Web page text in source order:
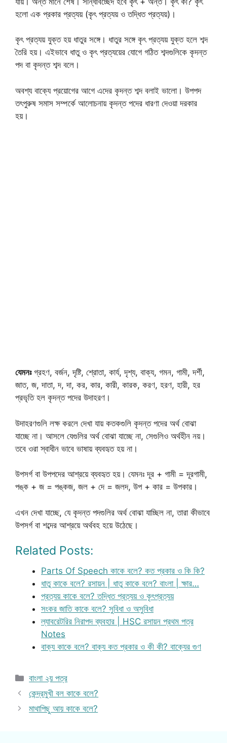
হলো এক প্রকার প্রত্যয় (কৃৎ প্রত্যয় ও তদ্ধিত প্রত্যয়)।
কৃৎ প্রত্যয় যুক্ত হয় ধাতুর সঙ্গে। ধাতুর সঙ্গে কৃৎ প্রত্যয় যুক্ত হলে শব্দ
তৈরি হয়। এইভাবে ধাতু ও কৃৎ প্রত্যয়ের যোগে গঠিত শব্দগুলিকে কৃদন্ত
পদ বা কৃদন্ত শব্দ বলে।
অবশ্য বাক্যে প্রয়োগের আগে এদের কৃদন্ত শব্দ বলাই ভালো। উপপদ
তৎপুরুষ সমাস সম্পর্কে আলোচনায় কৃদন্ত পদের ধারণা দেওয়া দরকার
হয়।
যেমনঃগ্রহণ, বর্জন, দৃষ্টি, শ্রোতা, কার্য, দৃশ্য, বাক্য, গমন, গামী, দর্শী,
জাত, জ, দাতা, দ, দা, কর, কার, কারী, কারক, করণ, হরণ, হারী, হর
প্রভৃতি হল কৃদন্ত পদের উদাহরণ।
উদাহরণগুলি লক্ষ করলে দেখা যায় কতকগুলি কৃদন্ত পদের অর্থ বোঝা
যাচ্ছে না। আসলে যেগুলির অর্থ বোঝা যাচ্ছে না, সেগুলিও অর্থহীন নয়।
তবে ওরা স্বাধীন ভাবে ভাষায় ব্যবহৃত হয় না।
উপসর্গ বা উপপদের আশ্রয়ে ব্যবহৃত হয়। যেমনঃ দূর + গামী = দূরগামী,
পঙ্ক + জ = পঙ্কজ, জল + দে = জলদ, উপ + কার = উপকার।
এখন দেখা যাচ্ছে, যে কৃদন্ত পদগুলির অর্থ বোঝা যাচ্ছিল না, তারা কীভাবে
উপসর্গ বা শব্দের আশ্রয়ে অর্থবহ হয়ে উঠেছে।
Related Posts:
Parts Of Speech কাকে বলে? কত প্রকার ও কি কি?
ধাতু কাকে বলে? রসায়ন | ধাতু কাকে বলে? বাংলা | ক্ষার…
প্রত্যয় কাকে বলে? তদ্ধিত প্রত্যয় ও কৃৎপ্রত্যয়
সংকর জাতি কাকে বলে? সুবিধা ও অসুবিধা
ল্যাবরেটরির নিরাপদ ব্যবহার | HSC রসায়ন প্রথম পত্র
Notes
বাক্য কাকে বলে? বাক্য কত প্রকার ও কী কী? বাক্যের গুণ
Categories
বাংলা ২য় পত্র
কেন্দ্রমুখী বল কাকে বলে?
মাথাপিছু আয় কাকে বলে?